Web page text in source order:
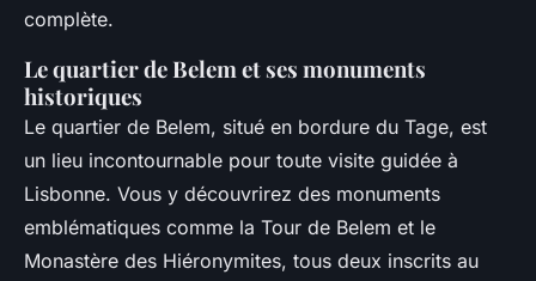
complète.
Le quartier de Belem et ses monuments
historiques
Le quartier de Belem, situé en bordure du Tage, est
un lieu incontournable pour toute visite guidée à
Lisbonne. Vous y découvrirez des monuments
emblématiques comme la Tour de Belem et le
Monastère des Hiéronymites, tous deux inscrits au